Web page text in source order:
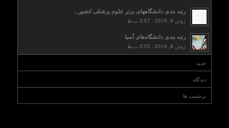
رتبه بندی دانشگاههای برتر علوم پزشکی کشور...
ژوئن 9, 2015 - 3:57 ب.ظ
رتبه بندی دانشگاه‌های آسیا
ژوئن 8, 2016 - 3:55 ب.ظ
جدید
دیدگاه
برچسب ها